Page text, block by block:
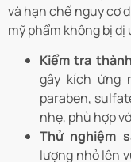
và hạn chế nguy cơ
mỹ phẩm không bị dị
Kiểm tra
gây kích ứng
paraben,
nhẹ, phù hợp
Thử nghiệm
lượng nhỏ lên